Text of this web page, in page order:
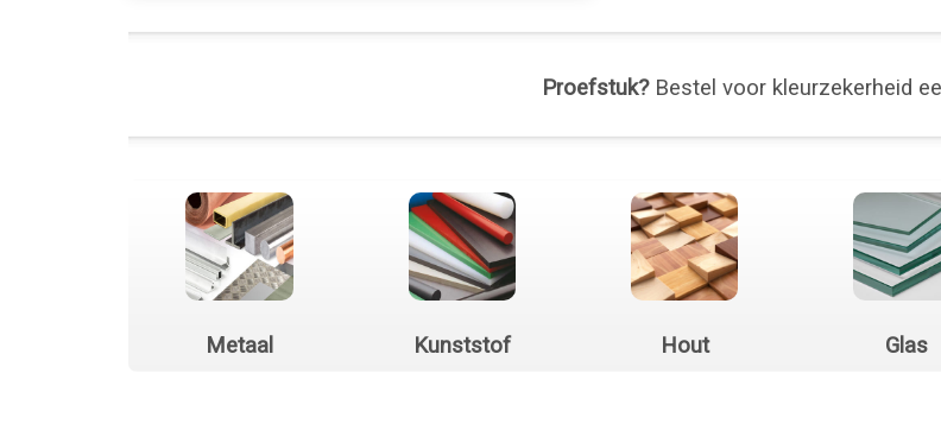
Proefstuk?Bestel voor kleurzekerheid
Metaal Kunststof Hout Glas